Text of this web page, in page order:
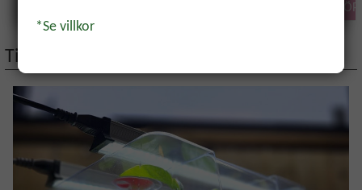
KÖP
Tips på artiklar
*Se villkor